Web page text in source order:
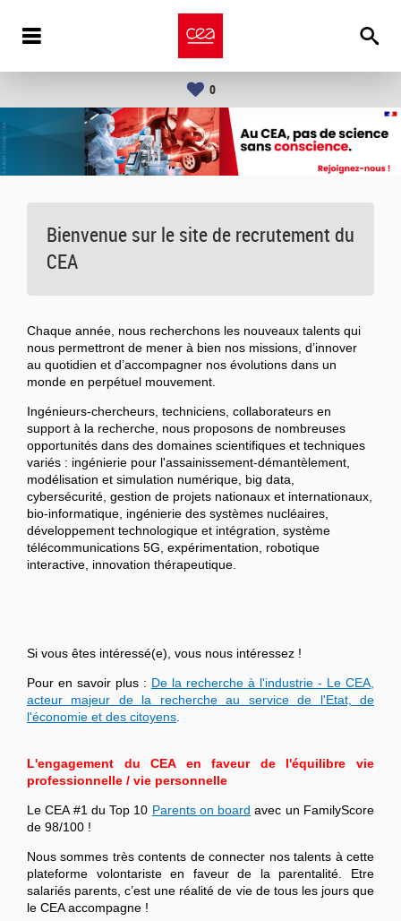
0
Bienvenue sur le site de recrutement du
CEA
Chaque année, nous recherchons les nouveaux talents qui
nous permettront de mener à bien nos missions, d’innover
au quotidien et d’accompagner nos évolutions dans un
monde en perpétuel mouvement.
Ingénieurs-chercheurs, techniciens, collaborateurs en
support à la recherche, nous proposons de nombreuses
opportunités dans des domaines scientifiques et techniques
variés : ingénierie pour l'assainissement-démantèlement,
modélisation et simulation numérique, big data,
cybersécurité, gestion de projets nationaux et internationaux,
bio-informatique, ingénierie des systèmes nucléaires,
développement technologique et intégration, système
télécommunications 5G, expérimentation, robotique
interactive, innovation thérapeutique.
Si vous êtes intéressé(e), vous nous intéressez !
Pour en savoir plus : De la recherche à l'industrie - Le CEA,
acteur majeur de la recherche au service de l'Etat, de
l'économie et des citoyens
L'engagement du CEA en faveur de l'équilibre vie
professionnelle / vie personnelle
Le CEA #1 du Top 10 Parents on board avec un FamilyScore
de 98/100 !
Nous sommes très contents de connecter nos talents à cette
plateforme volontariste en faveur de la parentalité. Etre
salariés parents, c’est une réalité de vie de tous les jours que
le CEA accompagne !